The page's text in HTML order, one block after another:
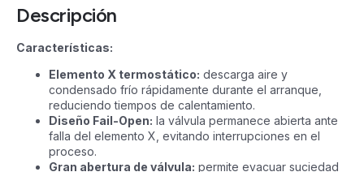
Descripción
Características:
Elemento X termostático: descarga aire y
condensado frío rápidamente durante el arranque,
reduciendo tiempos de calentamiento.
Diseño Fail-Open: la válvula permanece abierta ante
falla del elemento X, evitando interrupciones en el
proceso.
Gran abertura de válvula: permite evacuar suciedad